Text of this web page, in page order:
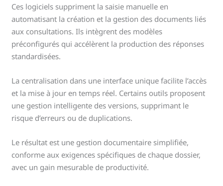
Ces logiciels suppriment la saisie manuelle en
automatisant la création et la gestion des documents liés
aux consultations. Ils intègrent des modèles
préconfigurés qui accélèrent la production des réponses
standardisées.
La centralisation dans une interface unique facilite l’accès
et la mise à jour en temps réel. Certains outils proposent
une gestion intelligente des versions, supprimant le
risque d’erreurs ou de duplications.
Le résultat est une gestion documentaire simplifiée,
conforme aux exigences spécifiques de chaque dossier,
avec un gain mesurable de productivité.